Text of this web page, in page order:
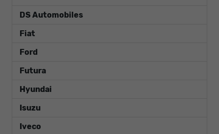
DS Automobiles
Fiat
Ford
Futura
Hyundai
Isuzu
Iveco